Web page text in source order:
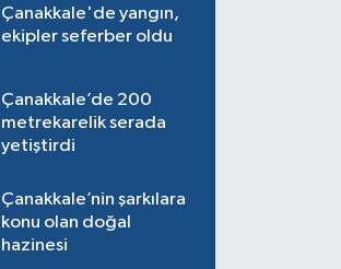
Çanakkale'de yangın,
ekipler seferber oldu
Çanakkale’de 200
metrekarelik serada
yetiştirdi
Çanakkale’nin şarkılara
konu olan doğal
hazinesi